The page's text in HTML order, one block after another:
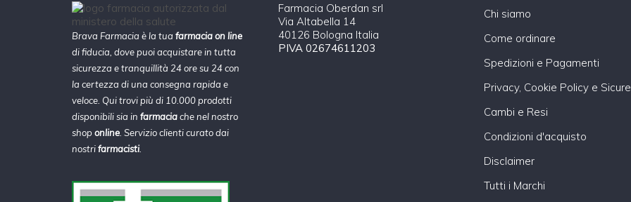
Brava Farmacia è la tua farmacia on line
di fiducia, dove puoi acquistare in tutta
sicurezza e tranquillità 24 ore su 24 con
la certezza di una consegna rapida e
veloce. Qui trovi più di 10.000 prodotti
disponibili sia in farmaciache nel nostro
shoponline . Servizio clienti curato dai
nostrifarmacisti
Farmacia Oberdan srl
Via Altabella 14
40126 Bologna Italia
PIVA 02674611203
Chi siamo
Come ordinare
Spedizioni e Pagamenti
Privacy, Cookie Policy e
Cambi e Resi
Condizioni d'acquisto
Disclaimer
Tutti i Marchi